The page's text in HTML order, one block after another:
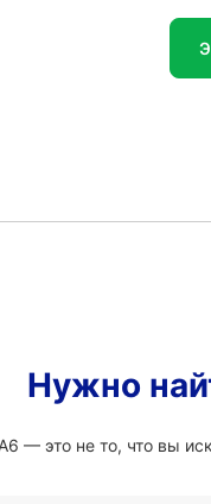
Нужно
— это не то, что вы